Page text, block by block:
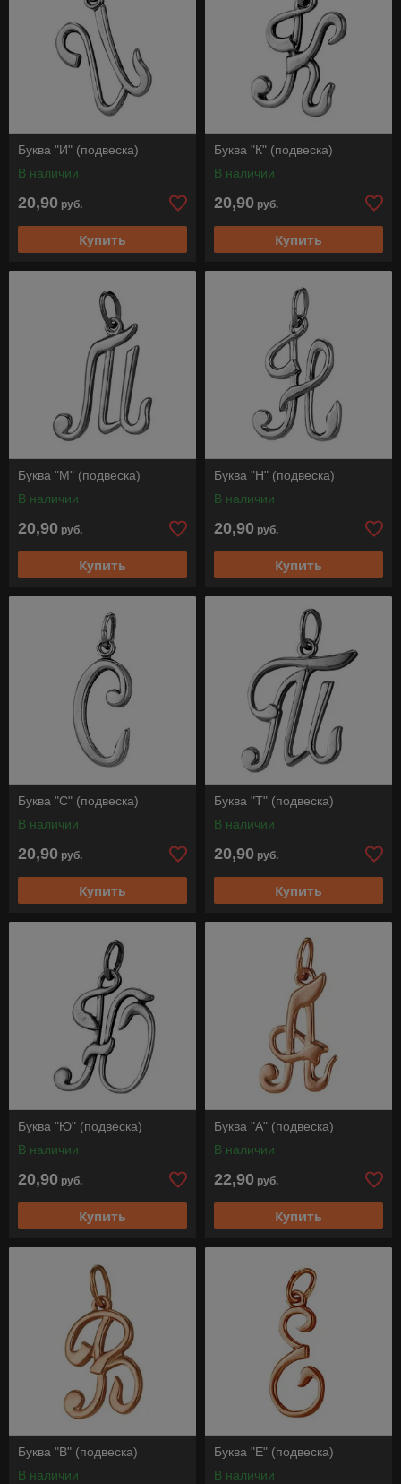
Буква "И" (подвеска)
В наличии
20,90 руб.
Купить
Буква "К" (подвеска)
В наличии
20,90 руб.
Купить
Буква "М" (подвеска)
В наличии
20,90 руб.
Купить
Буква "Н" (подвеска)
В наличии
20,90 руб.
Купить
Буква "С" (подвеска)
В наличии
20,90 руб.
Купить
Буква "Т" (подвеска)
В наличии
20,90 руб.
Купить
Буква "Ю" (подвеска)
В наличии
20,90 руб.
Купить
Буква "А" (подвеска)
В наличии
22,90 руб.
Купить
Буква "В" (подвеска)
В наличии
Буква "Е" (подвеска)
В наличии